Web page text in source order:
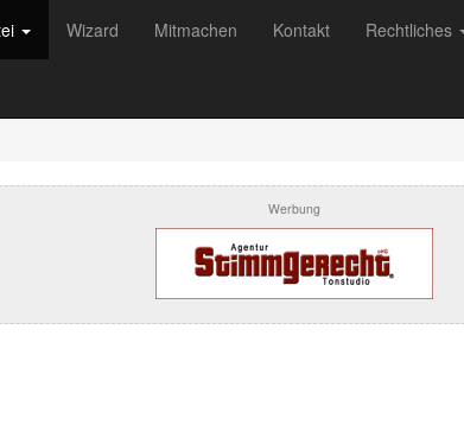
Wizard Mitmachen Kontakt Rechtliches
Werbung